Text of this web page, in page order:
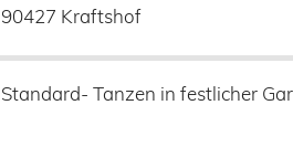
90427 Kraftshof
Standard- Tanzen in festlicher